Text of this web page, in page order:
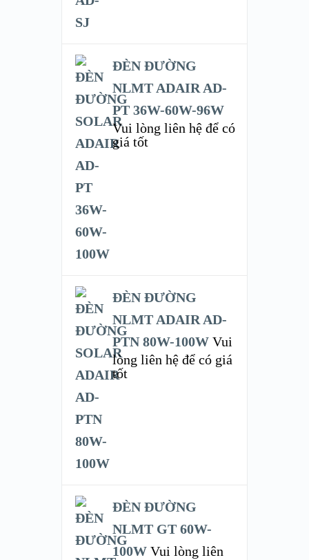
ĐÈN ĐƯỜNG
NLMT ADAIR AD-
PT 36W-60W-96W
Vui lòng liên hệ để có
giá tốt
ĐÈN ĐƯỜNG
NLMT ADAIR AD-
PTN 80W-100W Vui
lòng liên hệ để có giá
tốt
ĐÈN ĐƯỜNG
NLMT GT 60W-
100W Vui lòng liên